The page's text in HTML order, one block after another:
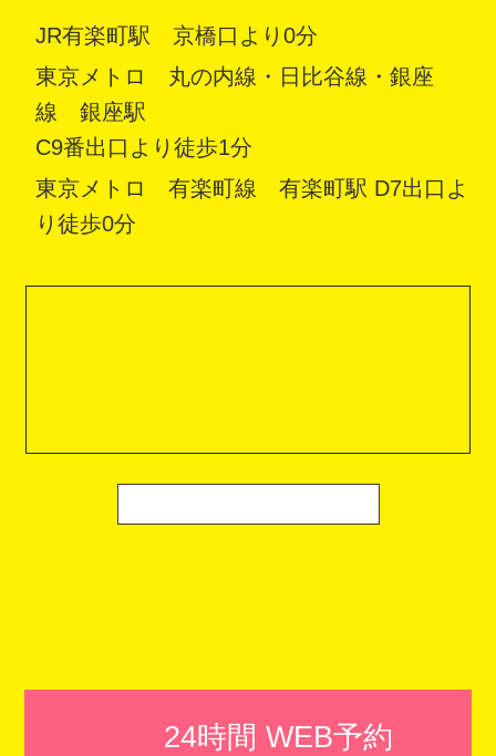
JR有楽町駅 京橋口より0分
東京メトロ 丸の内線・日比谷線・銀座
線 銀座駅
C9番出口より徒歩1分
東京メトロ 有楽町線 有楽町駅 D7出口よ
り徒歩0分
24時間 WEB予約